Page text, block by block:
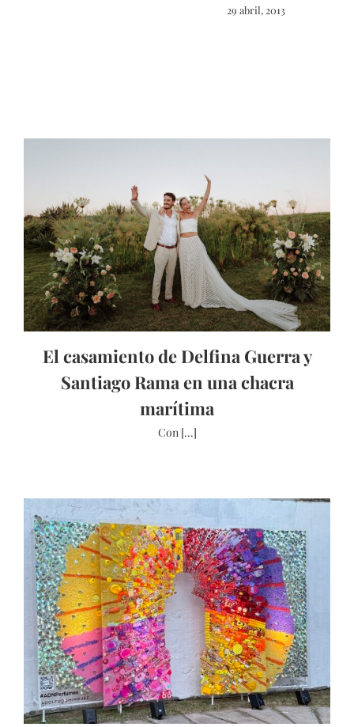
29 abril, 2013
El casamiento de Delfina Guerra y
Santiago Rama en una chacra
marítima
Con [...]